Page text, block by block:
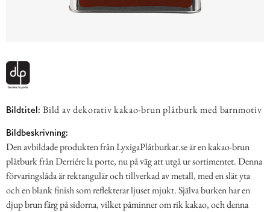
Bildtitel: Bild av dekorativ kakao-brun plåtburk med barnmotiv
Bildbeskrivning:
Den avbildade produkten från LyxigaPlåtburkar.se är en kakao-brun
plåtburk från Derriére la porte, nu på väg att utgå ur sortimentet. Denna
förvaringslåda är rektangulär och tillverkad av metall, med en slät yta
och en blank finish som reflekterar ljuset mjukt. Själva burken har en
djup brun färg på sidorna, vilket påminner om rik kakao, och denna